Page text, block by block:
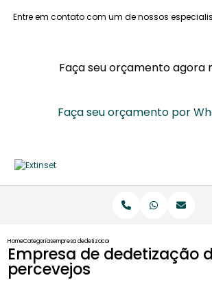
Entre em contato com um de nossos
Faça seu orçamento agora
Faça seu orçamento por
HomeCategoriasempresa dedetizacao percevejos
Empresa de dedetização
percevejos